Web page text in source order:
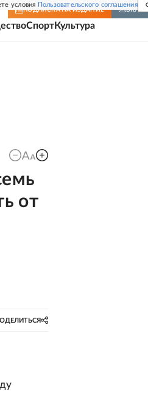
условия Пользовательского соглашения
ПОДПИСКА НА ИЗДАНИЕ
СпортКультура
от